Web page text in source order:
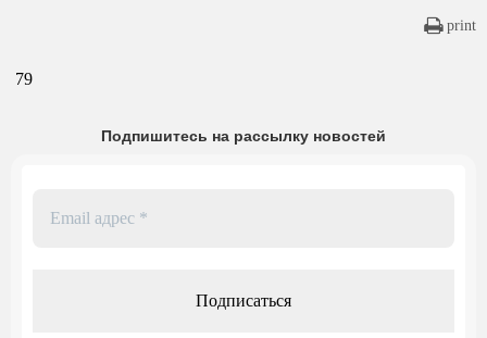
print
79
Подпишитесь на рассылку новостей